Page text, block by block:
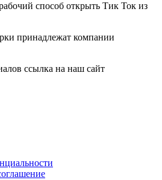
способ открыть Тик Ток из
принадлежат компании
ссылка на наш сайт